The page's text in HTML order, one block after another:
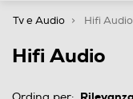
Tv e Audio Hifi Audio
Hifi Audio